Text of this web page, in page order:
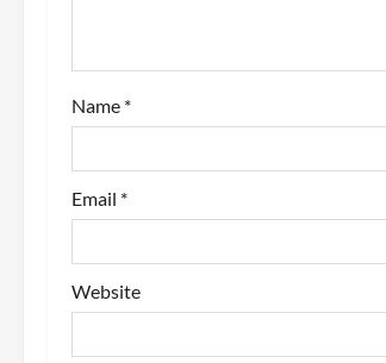
n
Name *
Email *
Website